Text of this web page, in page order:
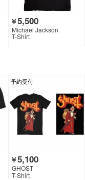
￥5,500
Michael Jackson
T-Shirt
予約受付
￥5,100
GHOST
T-Shirt